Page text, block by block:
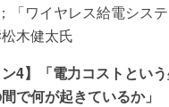
「ワイヤレス給電シス
木健太氏
ン4】「電力コストと
で何が起きているか」